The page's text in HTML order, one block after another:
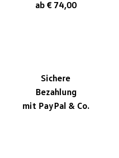
ab € 74,00
Sichere
Bezahlung
mit PayPal & Co.